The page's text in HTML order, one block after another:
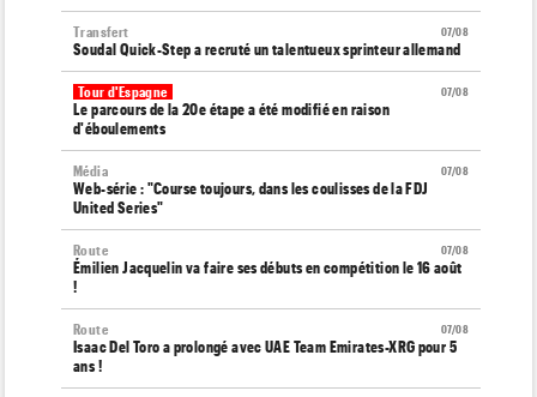
07/08
Transfert
Soudal Quick-Step a recruté un talentueux sprinteur allemand
07/08
Tour d'Espagne
Le parcours de la 20e étape a été modifié en raison
d'éboulements
07/08
Média
Web-série : "Course toujours, dans les coulisses de la FDJ
United Series"
07/08
Route
Émilien Jacquelin va faire ses débuts en compétition le 16 août
!
07/08
Route
Isaac Del Toro a prolongé avec UAE Team Emirates-XRG pour 5
ans !